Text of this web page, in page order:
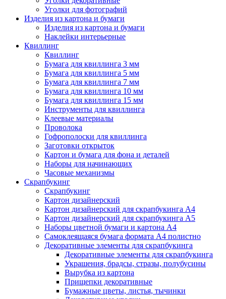
Уголки для фотографий
Изделия из картона и бумаги
Изделия из картона и бумаги
Наклейки интерьерные
Квиллинг
Квиллинг
Бумага для квиллинга 3 мм
Бумага для квиллинга 5 мм
Бумага для квиллинга 7 мм
Бумага для квиллинга 10 мм
Бумага для квиллинга 15 мм
Инструменты для квиллинга
Клеевые материалы
Проволока
Гофрополоски для квиллинга
Заготовки открыток
Картон и бумага для фона и деталей
Наборы для начинающих
Часовые механизмы
Скрапбукинг
Скрапбукинг
Картон дизайнерский
Картон дизайнерский для скрапбукинга А4
Картон дизайнерский для скрапбукинга А5
Наборы цветной бумаги и картона А4
Самоклеящаяся бумага формата А4 полистно
Декоративные элементы для скрапбукинга
Декоративные элементы для скрапбукинга
Украшения, брадсы, стразы, полубусины
Вырубка из картона
Прищепки декоративные
Бумажные цветы, листья, тычинки